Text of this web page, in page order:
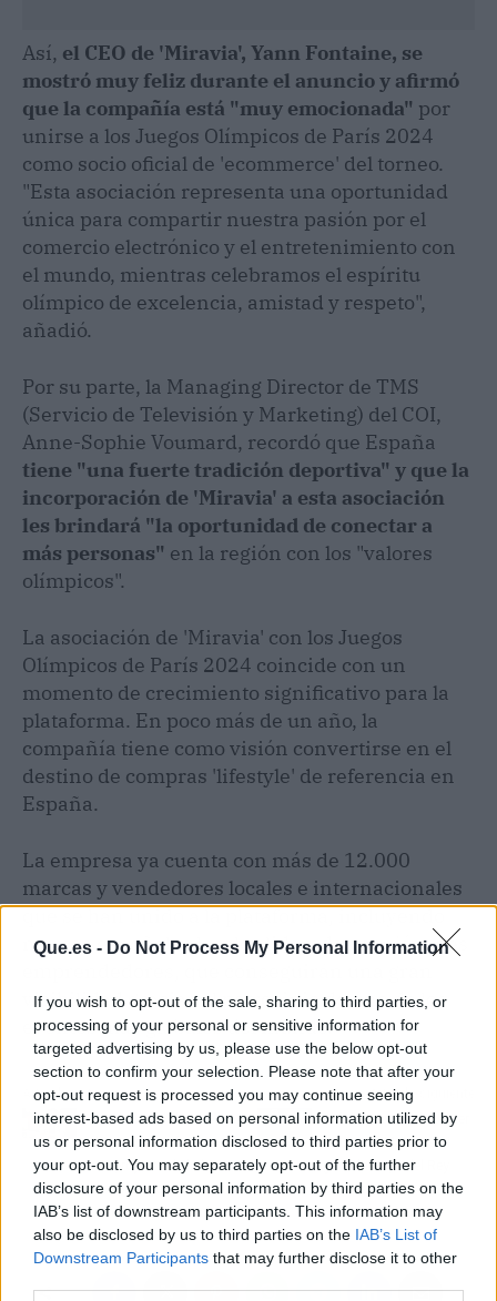
Que.es - Do Not Process My Personal Information
If you wish to opt-out of the sale, sharing to third parties, or
processing of your personal or sensitive information for
targeted advertising by us, please use the below opt-out
section to confirm your selection. Please note that after your
opt-out request is processed you may continue seeing
interest-based ads based on personal information utilized by
us or personal information disclosed to third parties prior to
your opt-out. You may separately opt-out of the further
disclosure of your personal information by third parties on the
IAB’s list of downstream participants. This information may
also be disclosed by us to third parties on the IAB’s List of
Downstream Participants that may further disclose it to other
Así, el CEO de 'Miravia', Yann Fontaine, se
mostró muy feliz durante el anuncio y afirmó
que la compañía está "muy emocionada" por
unirse a los Juegos Olímpicos de París 2024
como socio oficial de 'ecommerce' del torneo.
"Esta asociación representa una oportunidad
única para compartir nuestra pasión por el
comercio electrónico y el entretenimiento con
el mundo, mientras celebramos el espíritu
olímpico de excelencia, amistad y respeto",
añadió.
Por su parte, la Managing Director de TMS
(Servicio de Televisión y Marketing) del COI,
Anne-Sophie Voumard, recordó que España
tiene "una fuerte tradición deportiva" y que la
incorporación de 'Miravia' a esta asociación
les brindará "la oportunidad de conectar a
más personas" en la región con los "valores
olímpicos".
La asociación de 'Miravia' con los Juegos
Olímpicos de París 2024 coincide con un
momento de crecimiento significativo para la
plataforma. En poco más de un año, la
compañía tiene como visión convertirse en el
destino de compras 'lifestyle' de referencia en
España.
La empresa ya cuenta con más de 12.000
marcas y vendedores locales e internacionales
que se han unido a la plataforma, incluyendo
marcas españolas locales lideradas por jóvenes
visibilidad gracias al patrocinio de uno de los
eventos más globales del mundo.
Artículo anterior
Sanidad está dando "los
últimos pasos" en su
anteproyecto de la ley
para proteger a los
menores del alcohol
Artículo siguiente
El fichaje que pide Javier
Aguirre al Mallorca si
gana la Copa del Rey